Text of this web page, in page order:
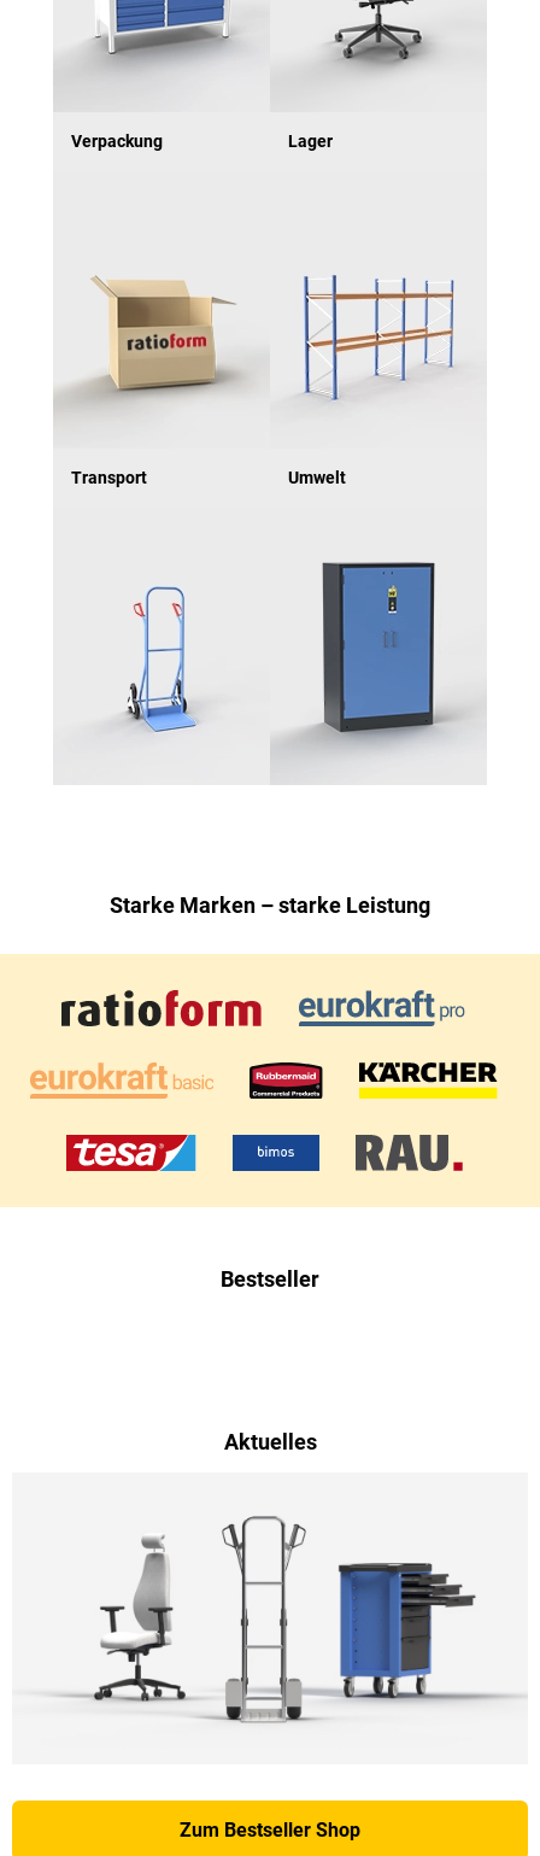
Verpackung Lager
Transport Umwelt
Starke Marken – starke Leistung
Bestseller
Aktuelles
Zum Bestseller Shop